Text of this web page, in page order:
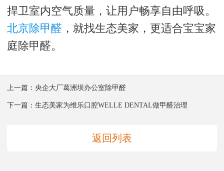
捍卫室内空气质量，让用户畅享自由呼吸。
北京除甲醛 ，就找生态美家，更适合宝宝家
庭除甲醛。
上一篇： 央企大厂葛洲坝办公室除甲醛
下一篇： 生态美家为维乐口腔WELLE DENTAL做甲醛治理
返回列表